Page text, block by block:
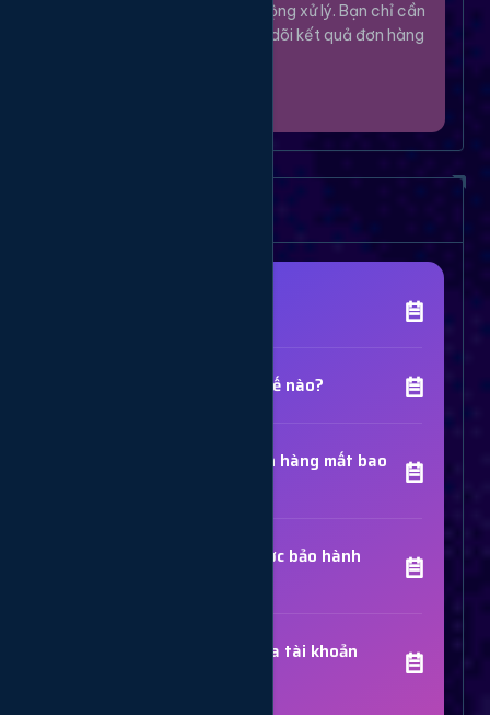
Hệ thống sẽ tự động xử lý. Bạn chỉ cần
thư giãn và theo dõi kết quả đơn hàng
Chất lượng dịch vụ như thế nào?
Thời gian hoàn thành đơn hàng mất bao
Các dịch vụ đã mua có được bảo hành
Sử dụng dịch vụ có bị khóa tài khoản